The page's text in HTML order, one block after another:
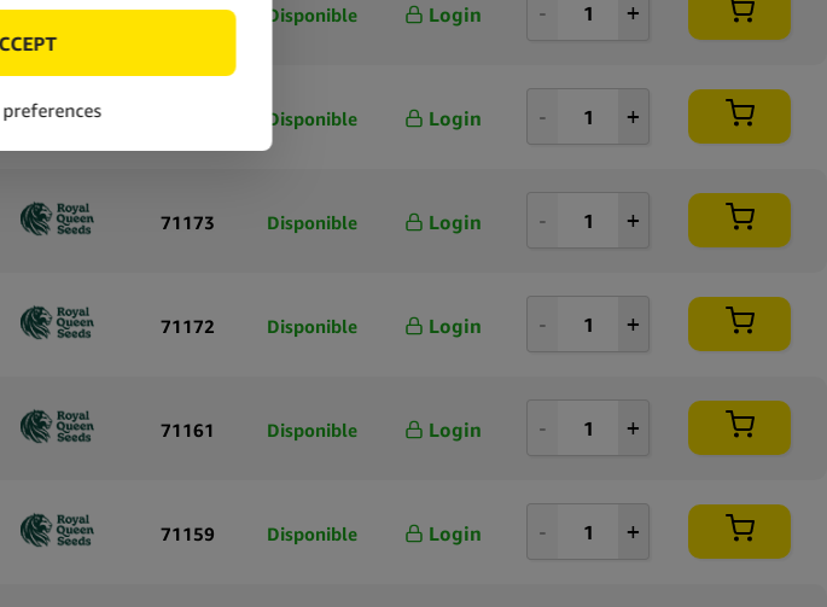
71177 Disponible Login
Disponible Login
71173 Disponible Login
71172 Disponible Login
71161 Disponible Login
71159 Disponible Login